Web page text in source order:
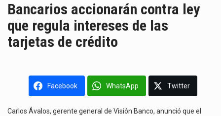
Bancarios accionarán contra ley
que regula intereses de las
tarjetas de crédito
Facebook WhatsApp Twitter
Carlos Ávalos, gerente general de Visión Banco, anunció que el